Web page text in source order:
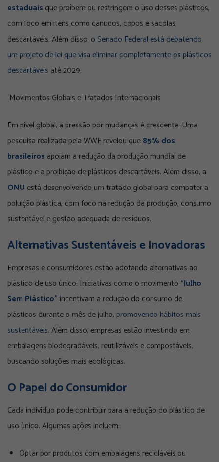
estaduais que proíbem ou restringem o uso desses plásticos,
com foco em itens como canudos, copos e sacolas
descartáveis. Além disso, o Senado Federal está debatendo
um projeto de lei que visa eliminar completamente os plásticos
descartáveis até 2029.
Movimentos Globais e Tratados Internacionais
Em nível global, a pressão por mudanças é crescente. Uma
pesquisa realizada pela WWF revelou que85% dos
brasileiros apoiam a redução da produção mundial de
plástico e a proibição de plásticos descartáveis. Além disso, a
ONU está desenvolvendo um tratado global para combater a
poluição plástica, com foco na redução da produção, consumo
sustentável e gestão adequada de resíduos.
Alternativas Sustentáveis e Inovadoras
Empresas e consumidores estão adotando alternativas ao
plástico de uso único. Iniciativas como o movimento “Julho
Sem Plástico” incentivam a redução do consumo de
plásticos durante o mês de julho, promovendo hábitos mais
sustentáveis. Além disso, empresas estão investindo em
embalagens biodegradáveis, reutilizáveis e compostáveis,
buscando soluções mais ecológicas.
O Papel do Consumidor
Cada indivíduo pode contribuir para a redução do plástico de
uso único. Algumas ações incluem:
Optar por produtos com embalagens recicláveis ou